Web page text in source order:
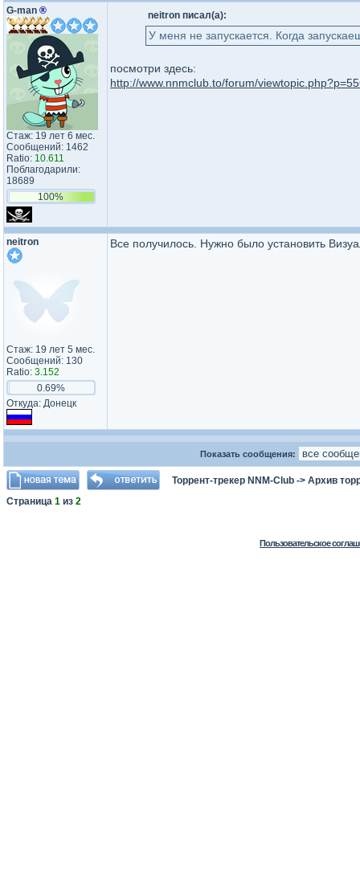
G-man ®
Стаж: 19 лет 6 мес.
Сообщений: 1462
Ratio: 10.611
Поблагодарили:
18689
100%
neitron писал(а):
У меня не запускается. Когда
посмотри здесь:
http://www.nnmclub.to/forum/
neitron
Стаж: 19 лет 5 мес.
Сообщений: 130
Ratio: 3.152
0.69%
Откуда: Донецк
Все получилось. Нужно было установить
Показать сообщения:
Торрент-трекер NNM-Club -> Архив
Страница 1 из 2
Пользовательское